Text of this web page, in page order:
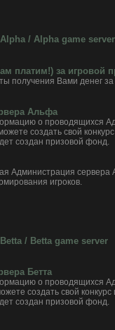
/ Alpha game server
платим!) за игровой
получения Вами денег
Альфа
о проводящихся
создать свой
создан призовой фонд.
Администрация
игроков.
/ Betta game server
Бетта
о проводящихся
создать свой
создан призовой фонд.